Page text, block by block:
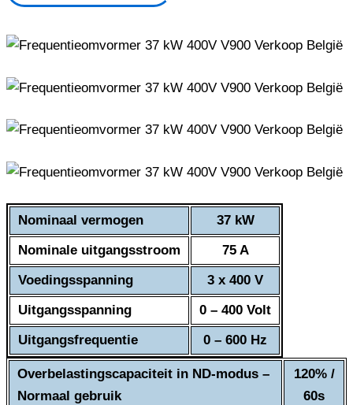
Nominaal vermogen
37 kW
Nominale uitgangsstroom
75 A
Voedingsspanning
3 x 400 V
Uitgangsspanning
0 – 400 Volt
Uitgangsfrequentie
0 – 600 Hz
Overbelastingscapaciteit in ND-modus –
Normaal gebruik
120% /
60s